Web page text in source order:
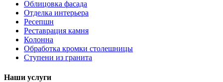
Облицовка фасада
Отделка интерьера
Ресепшн
Реставрация камня
Колонна
Обработка кромки столешницы
Ступени из гранита
Наши услуги